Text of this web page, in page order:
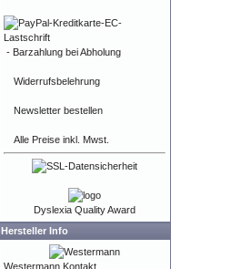
- Barzahlung bei Abholung
Widerrufsbelehrung
Newsletter bestellen
Alle Preise inkl. Mwst.
Dyslexia Quality Award
Hersteller Info
Westermann Kontakt